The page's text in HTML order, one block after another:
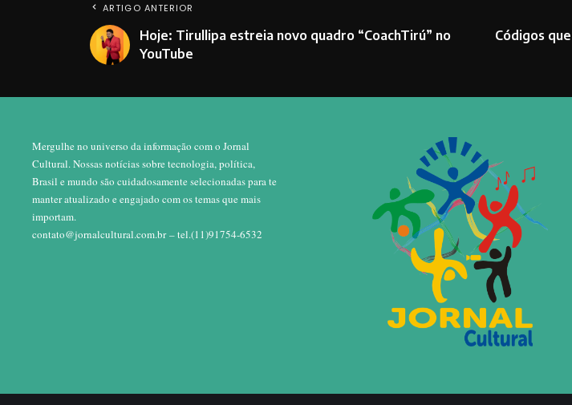
ARTIGO ANTERIOR
Hoje: Tirullipa estreia novo quadro “CoachTirú” no
YouTube
Códigos
Mergulhe no universo da informação com o Jornal
Cultural. Nossas notícias sobre tecnologia, política,
Brasil e mundo são cuidadosamente selecionadas para te
manter atualizado e engajado com os temas que mais
importam.
contato@jornalcultural.com.br– tel.(11)91754-6532